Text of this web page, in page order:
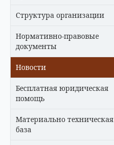
Структура организации
Нормативно-правовые
документы
Новости
Бесплатная юридическая
помощь
Материально техническая
база